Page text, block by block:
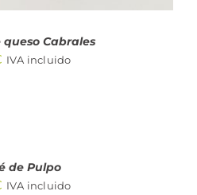
queso Cabrales
IVA incluido
de Pulpo
IVA incluido